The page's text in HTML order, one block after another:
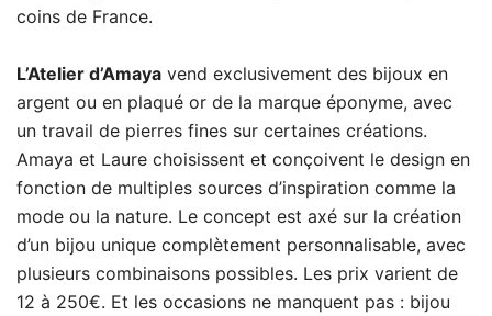
coins de France.
L’Atelier d’Amaya vend exclusivement des bijoux en
argent ou en plaqué or de la marque éponyme, avec
un travail de pierres fines sur certaines créations.
Amaya et Laure choisissent et conçoivent le design en
fonction de multiples sources d’inspiration comme la
mode ou la nature. Le concept est axé sur la création
d’un bijou unique complètement personnalisable, avec
plusieurs combinaisons possibles. Les prix varient de
12 à 250€. Et les occasions ne manquent pas : bijou